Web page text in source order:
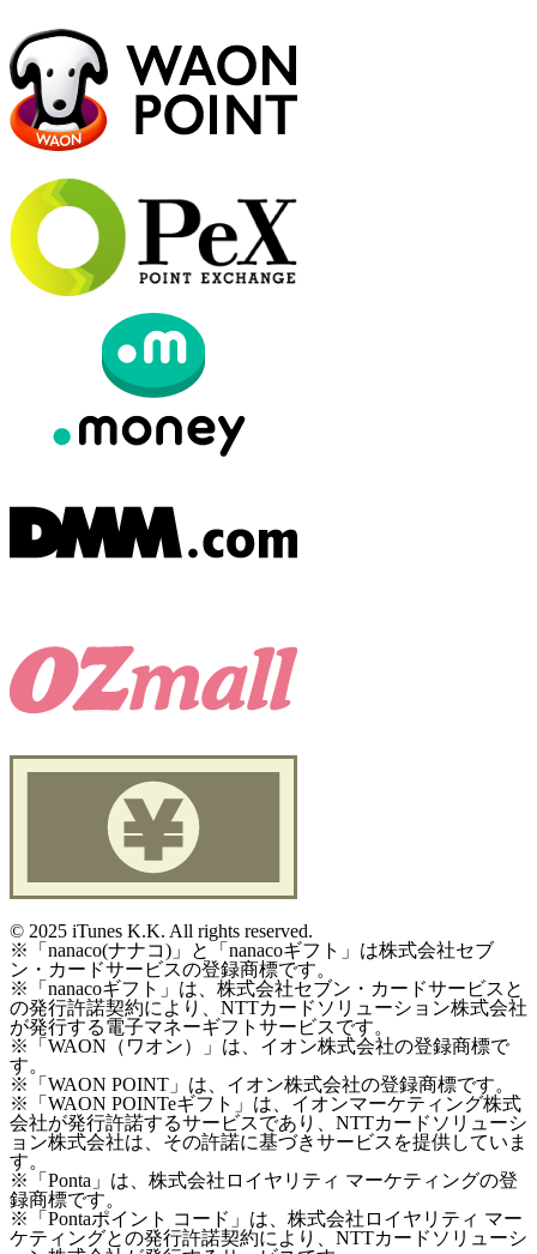
© 2025 iTunes K.K. All rights reserved.
※「nanaco(ナナコ)」と「nanacoギフト」は株式会社セブ
ン・カードサービスの登録商標です。
※「nanacoギフト」は、株式会社セブン・カードサービスと
の発行許諾契約により、NTTカードソリューション株式会社
が発行する電子マネーギフトサービスです。
※「WAON（ワオン）」は、イオン株式会社の登録商標で
す。
※「WAON POINT」は、イオン株式会社の登録商標です。
※「WAON POINTeギフト」は、イオンマーケティング株式
会社が発行許諾するサービスであり、NTTカードソリューシ
ョン株式会社は、その許諾に基づきサービスを提供していま
す。
※「Ponta」は、株式会社ロイヤリティ マーケティングの登
録商標です。
※「Pontaポイント コード」は、株式会社ロイヤリティ マー
ケティングとの発行許諾契約により、NTTカードソリューシ